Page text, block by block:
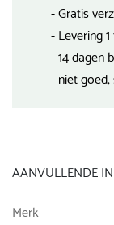
- Gratis
- Levering
- 14 dagen
- niet
AANVULLENDE
Merk